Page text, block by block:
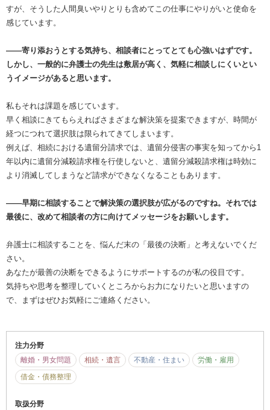
すが、そうした人間臭いやりとりも含めてこの仕事にやりがいと使命を
感じています。
――寄り添おうとする気持ち、相談者にとってとても心強いはずです。
しかし、一般的に弁護士の先生は敷居が高く、気軽に相談しにくいとい
うイメージがあると思います。
私もそれは課題を感じています。
早く相談にきてもらえればさまざまな解決策を提案できますが、時間が
経つにつれて選択肢は限られてきてしまいます。
例えば、相続における遺留分請求では、遺留分侵害の事実を知ってから1
年以内に遺留分減殺請求権を行使しないと、遺留分減殺請求権は時効に
より消滅してしまうなど請求ができなくなることもあります。
――早期に相談することで解決策の選択肢が広がるのですね。それでは
最後に、改めて相談者の方に向けてメッセージをお願いします。
弁護士に相談することを、悩んだ末の「最後の決断」と考えないでくだ
さい。
あなたが最善の決断をできるようにサポートするのが私の役目です。
気持ちや思考を整理していくところからお力になりたいと思いますの
で、まずはぜひお気軽にご連絡ください。
注力分野
離婚・男女問題
相続・遺言 不動産・住まい
労働・雇用
借金・債務整理
取扱分野